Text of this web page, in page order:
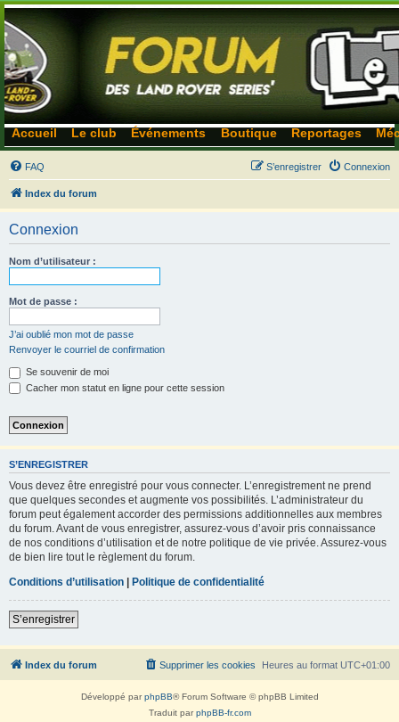
Accueil Le club Événements Boutique Reportages
FAQ Connexion
S’enregistrer
Index du forum
Connexion
Nom d’utilisateur :
Mot de passe :
J’ai oublié mon mot de passe
Renvoyer le courriel de confirmation
Se souvenir de moi
Cacher mon statut en ligne pour cette session
S’ENREGISTRER
Vous devez être enregistré pour vous connecter. L’enregistrement ne prend
que quelques secondes et augmente vos possibilités. L’administrateur du
forum peut également accorder des permissions additionnelles aux membres
du forum. Avant de vous enregistrer, assurez-vous d’avoir pris connaissance
de nos conditions d’utilisation et de notre politique de vie privée. Assurez-vous
de bien lire tout le règlement du forum.
Conditions d’utilisation | Politique de confidentialité
S’enregistrer
Index du forum Heures au format UTC+01:00
Supprimer les cookies
Développé parphpBB® Forum Software © phpBB Limited
Traduit parphpBB-fr.com